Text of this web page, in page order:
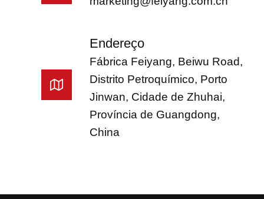
Endereço
Fábrica Feiyang, Beiwu Road,
Distrito Petroquímico, Porto
Jinwan, Cidade de Zhuhai,
Província de Guangdong,
China